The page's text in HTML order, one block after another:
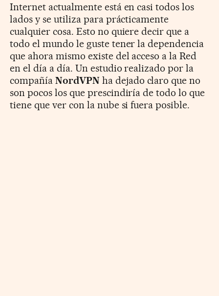
Internet actualmente está en casi todos los
lados y se utiliza para prácticamente
cualquier cosa. Esto no quiere decir que a
todo el mundo le guste tener la dependencia
que ahora mismo existe del acceso a la Red
en el día a día. Un estudio realizado por la
compañía NordVPN ha dejado claro que no
son pocos los que prescindiría de todo lo que
tiene que ver con la nube si fuera posible.